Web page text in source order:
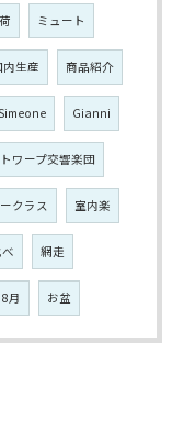
ミュート
内生産 商品紹介
Simeone Gianni
ワープ交響楽団
クラス 室内楽
網走
8月 お盆